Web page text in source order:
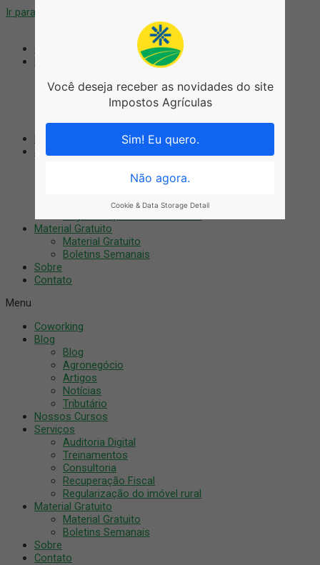
Ir para o conteúdo
Agronegócio
Tributário
Serviços
Recuperação Fiscal
Material Gratuito
Material Gratuito
Boletins Semanais
Sobre
Contato
Menu
Coworking
Blog
Blog
Agronegócio
Artigos
Notícias
Tributário
Nossos Cursos
Serviços
Auditoria Digital
Treinamentos
Consultoria
Recuperação Fiscal
Regularização do imóvel rural
Material Gratuito
Material Gratuito
Boletins Semanais
Sobre
Contato
Você deseja receber as novidades do site
Impostos Agrículas
Sim! Eu quero.
Não agora.
Cookie & Data Storage Detail